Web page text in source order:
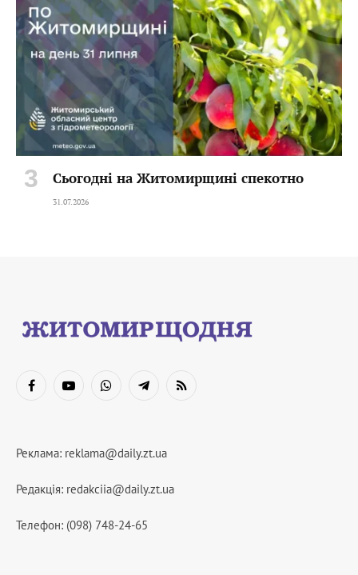
Сьогодні на Житомирщині спекотно
31.07.2026
FacebookYouTubeWhatsAppTelegramRSS
Реклама: reklama@daily.zt.ua
Редакція: redakciia@daily.zt.ua
Телефон: (098) 748-24-65